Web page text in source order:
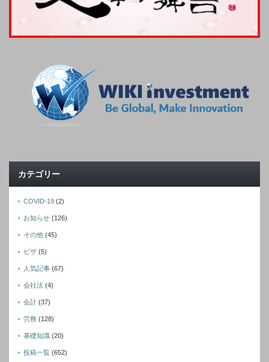
カテゴリー
COVID-19 (2)
お知らせ (126)
その他 (45)
ビザ (5)
人気記事 (67)
会社法 (4)
会計 (37)
労務 (128)
基礎知識 (20)
投稿一覧 (652)